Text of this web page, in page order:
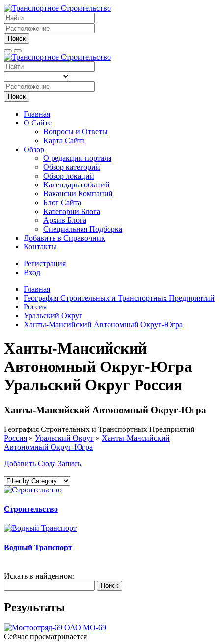
Поиск
Поиск
Главная
О Сайте
Вопросы и Ответы
Карта Сайта
Обзор
О редакции портала
Обзор категорий
Обзор локаций
Календарь событий
Вакансии Компаний
Блог Сайта
Категории Блога
Архив Блога
Специальная Подборка
Добавить в Справочник
Контакты
Регистрация
Вход
Главная
География Строительных и Транспортных Предприятий
Россия
Уральский Округ
Ханты-Мансийский Автономный Округ-Югра
Ханты-Мансийский
Автономный Округ-Югра
Уральский Округ Россия
Ханты-Мансийский Автономный Округ-Югра
География Строительных и Транспортных Предприятий
Россия » Уральский Округ » Ханты-Мансийский
Автономный Округ-Югра
Добавить Сюда Запись
Строительство
Водный Транспорт
Искать в найденном:
Поиск
Результаты
Сейчас просматривается